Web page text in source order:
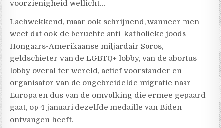
voorzienigheid wellicht…
Lachwekkend, maar ook schrijnend, wanneer men
weet dat ook de beruchte anti-katholieke joods-
Hongaars-Amerikaanse miljardair Soros,
geldschieter van de LGBTQ+ lobby, van de abortus
lobby overal ter wereld, actief voorstander en
organisator van de ongebreidelde migratie naar
Europa en dus van de omvolking die ermee gepaard
gaat, op 4 januari dezelfde medaille van Biden
ontvangen heeft.